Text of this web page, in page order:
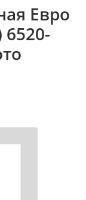
Евро
6520-